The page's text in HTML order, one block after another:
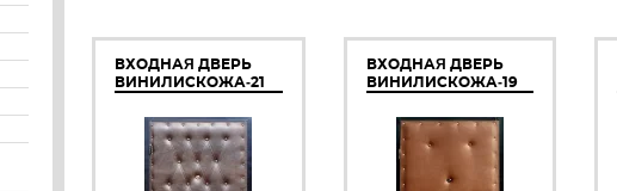
ВХОДНАЯ ДВЕРЬ
ВИНИЛИСКОЖА-21
ВХОДНАЯ ДВЕРЬ
ВИНИЛИСКОЖА-19